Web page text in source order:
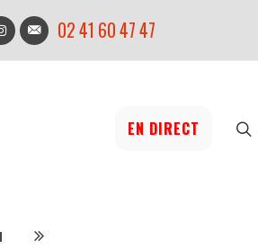
02 41 60 47 47
EN DIRECT